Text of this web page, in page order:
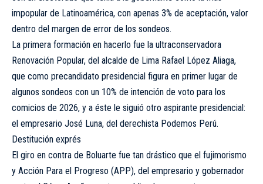
impopular de Latinoamérica, con apenas 3% de aceptación, valor
dentro del margen de error de los sondeos.
La primera formación en hacerlo fue la ultraconservadora
Renovación Popular, del alcalde de Lima Rafael López Aliaga,
que como precandidato presidencial figura en primer lugar de
algunos sondeos con un 10% de intención de voto para los
comicios de 2026, y a éste le siguió otro aspirante presidencial:
el empresario José Luna, del derechista Podemos Perú.
Destitución exprés
El giro en contra de Boluarte fue tan drástico que el fujimorismo
y Acción Para el Progreso (APP), del empresario y gobernador